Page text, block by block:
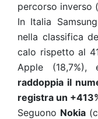
percorso inverso
In Italia
nella classifica
calo rispetto al
Apple
raddoppia il
registra un
Seguono Nokia